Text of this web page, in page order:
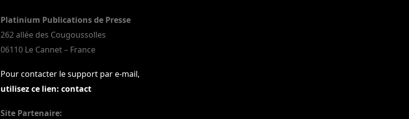
Platinium Publications de Presse
262 allée des Cougoussolles
06110 Le Cannet – France
Pour contacter le support par e-mail,
utilisez ce lien: contact
Site Partenaire: